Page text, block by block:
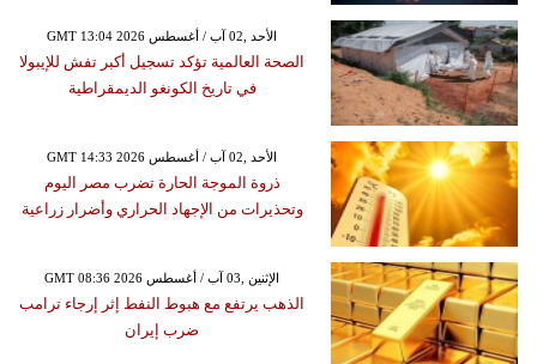
GMT 13:04 2026 الأحد ,02 آب / أغسطس
الصحة العالمية تؤكد تسجيل أكبر تفش للإيبولا
في تاريخ الكونغو الديمقراطية
GMT 14:33 2026 الأحد ,02 آب / أغسطس
ذروة الموجة الحارة تضرب مصر اليوم
وتحذيرات من الإجهاد الحراري وأضرار زراعية
GMT 08:36 2026 الإثنين ,03 آب / أغسطس
الذهب يرتفع مع هبوط النفط إثر إرجاء ترامب
ضرب إيران